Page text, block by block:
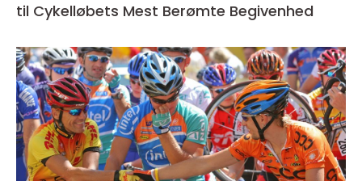
til Cykelløbets Mest Berømte Begivenhed